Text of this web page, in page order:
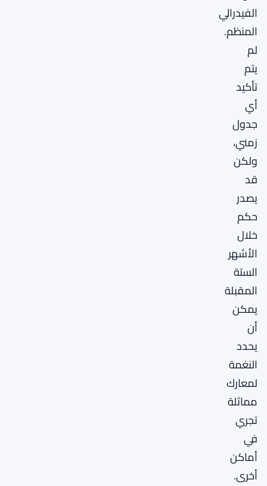
الفيدرالي
المنظم.
لم
يتم
تأكيد
أي
جدول
زمني،
ولكن
قد
يصدر
حكم
خلال
الأشهر
الستة
المقبلة
يمكن
أن
يحدد
النغمة
لمعارك
مماثلة
تجري
في
أماكن
أخرى.